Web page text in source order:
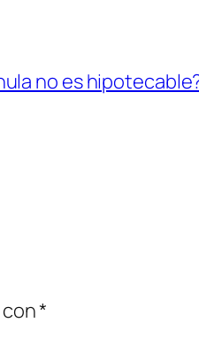
no es
con*